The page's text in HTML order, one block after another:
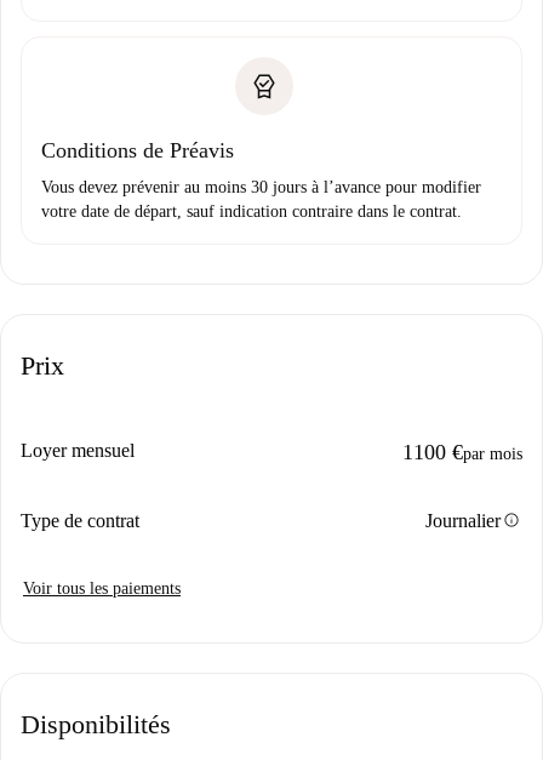
Conditions de Préavis
Vous devez prévenir au moins 30 jours à l’avance pour modifier
votre date de départ, sauf indication contraire dans le contrat.
Prix
Loyer mensuel 1100 €par mois
Type de contrat Journalierinfo
Voir tous les paiements
Disponibilités